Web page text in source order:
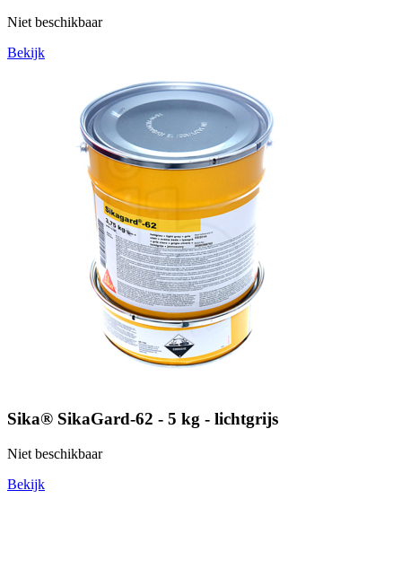
Niet beschikbaar
Bekijk
Sika® SikaGard-62 - 5 kg - lichtgrijs
Niet beschikbaar
Bekijk